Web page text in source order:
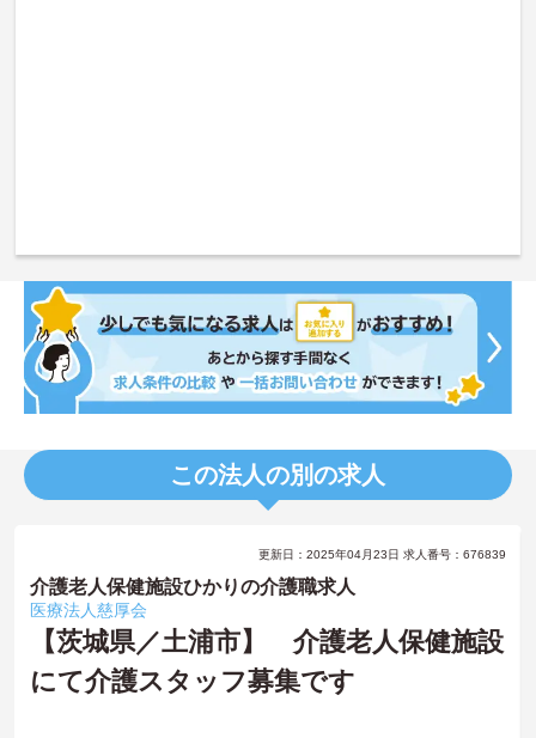
この法人の別の求人
更新日：2025年04月23日 求人番号：676839
介護老人保健施設ひかりの介護職求人
医療法人慈厚会
【茨城県／土浦市】 介護老人保健施設
にて介護スタッフ募集です